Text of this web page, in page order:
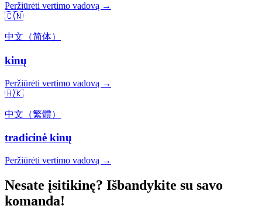
Peržiūrėti vertimo vadovą →
🇨🇳
中文（简体）
kinų
Peržiūrėti vertimo vadovą →
🇭🇰
中文（繁體）
tradicinė kinų
Peržiūrėti vertimo vadovą →
Nesate įsitikinę? Išbandykite su savo
komanda!